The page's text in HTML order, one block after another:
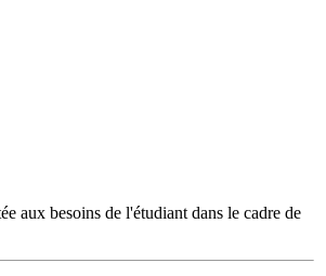
aux besoins de l'étudiant dans le cadre de